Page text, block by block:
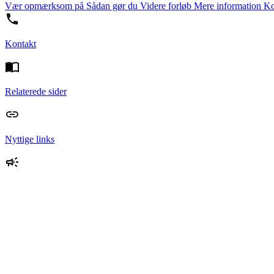
Vær opmærksom på Sådan gør du Videre forløb Mere information
Kontakt
Relaterede sider
Nyttige links